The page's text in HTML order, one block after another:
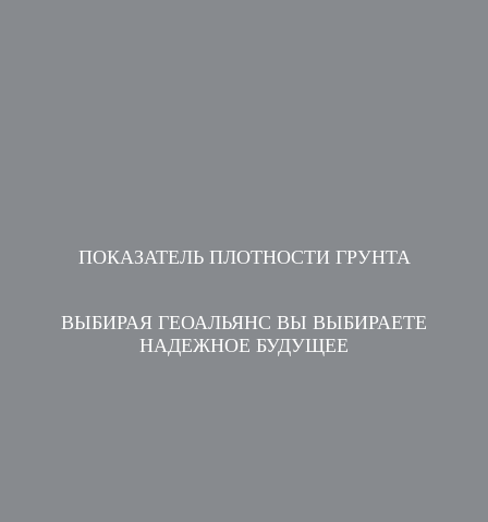
ПОКАЗАТЕЛЬ ПЛОТНОСТИ ГРУНТА
ВЫБИРАЯ ГЕОАЛЬЯНС ВЫ ВЫБИРАЕТЕ
НАДЕЖНОЕ БУДУЩЕЕ